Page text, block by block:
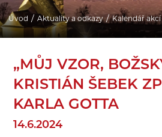
Úvod Aktuality a odkazy Kalendář akcí
„MŮJ VZOR,
KRISTIÁN ŠEBEK
KARLA GOTTA
14.6.2024